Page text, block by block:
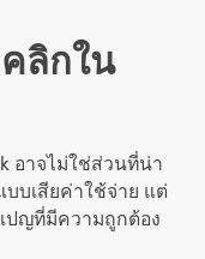
ลิกใน
อาจไม่ใช่ส่วนที่น่า
บเสียค่าใช้จ่าย แต่
ปญที่มีความถูกต้อง